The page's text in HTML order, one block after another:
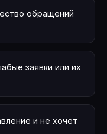
обращений
заявки или их
и не хочет